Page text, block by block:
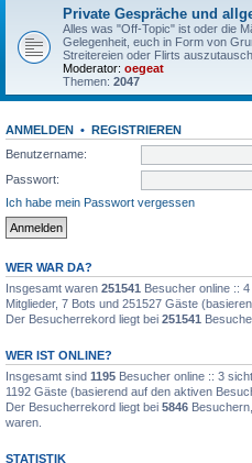
Private Gespräche und
Alles was "Off-Topic" ist oder die
Gelegenheit, euch in Form von
Streitereien oder Flirts
Moderator: oegeat
Themen: 2047
ANMELDEN • REGISTRIEREN
Benutzername:
Passwort:
Ich habe mein Passwort vergessen
WER WAR DA?
Insgesamt waren 251541 Besucher online ::
Mitglieder, 7 Bots und 251527 Gäste
Der Besucherrekord liegt bei 251541
WER IST ONLINE?
Insgesamt sind 1195 Besucher online :: 3
1192 Gäste (basierend auf den aktiven
Der Besucherrekord liegt bei 5846
waren.
STATISTIK